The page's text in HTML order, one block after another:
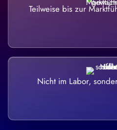
Teilweise bis zur
Nicht im Labor,